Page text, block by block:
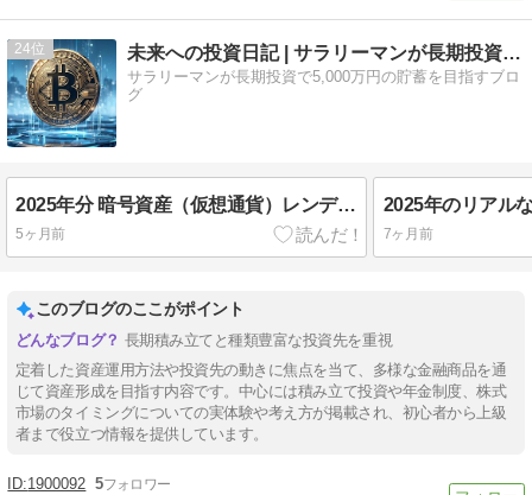
24 未来への投資日記 | サラリーマンが長期投資で5,000万…
サラリーマンが長期投資で5,000万円の貯蓄を目指すブロ
グ
2025年分 暗号資産（仮想通貨）レンディングサービスの確定申告
5ヶ月前 7ヶ月前
このブログのここがポイント
長期積み立てと種類豊富な投資先を重視
定着した資産運用方法や投資先の動きに焦点を当て、多様な金融商品を通
じて資産形成を目指す内容です。中心には積み立て投資や年金制度、株式
市場のタイミングについての実体験や考え方が掲載され、初心者から上級
者まで役立つ情報を提供しています。
1900092 5